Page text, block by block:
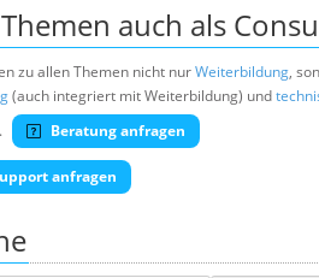
auch als
zu allen Themen nicht nurWeiterbildung,
(auch integriert mit Weiterbildung) und
. Beratung anfragen
anfragen